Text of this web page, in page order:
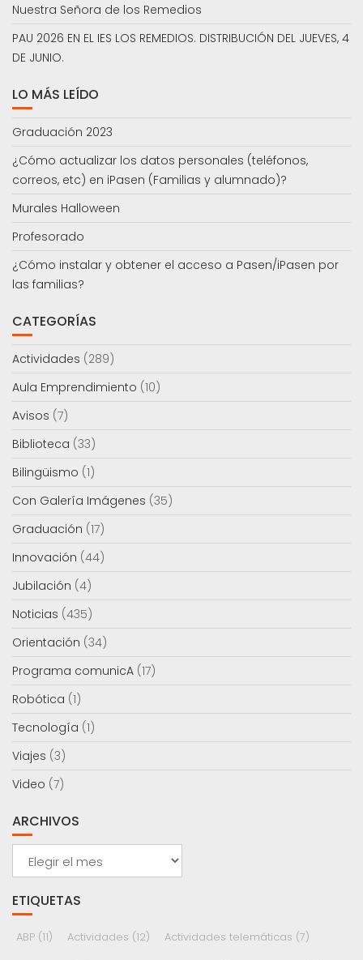
Nuestra Señora de los Remedios
PAU 2026 EN EL IES LOS REMEDIOS. DISTRIBUCIÓN DEL JUEVES, 4
DE JUNIO.
LO MÁS LEÍDO
Graduación 2023
¿Cómo actualizar los datos personales (teléfonos,
correos, etc) en iPasen (Familias y alumnado)?
Murales Halloween
Profesorado
¿Cómo instalar y obtener el acceso a Pasen/iPasen por
las familias?
CATEGORÍAS
Actividades (289)
Aula Emprendimiento (10)
Avisos (7)
Biblioteca (33)
Bilingüismo (1)
Con Galería Imágenes (35)
Graduación (17)
Innovación (44)
Jubilación (4)
Noticias (435)
Orientación (34)
Programa comunicA (17)
Robótica (1)
Tecnología (1)
Viajes (3)
Video (7)
ARCHIVOS
Archivos
ETIQUETAS
ABP (11) Actividades (12) Actividades telemáticas (7)